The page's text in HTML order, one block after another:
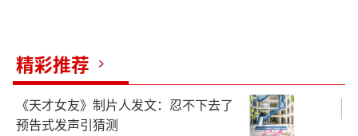
精彩推荐
《天才女友》制片人发文：忍不下去了
预告式发声引猜测